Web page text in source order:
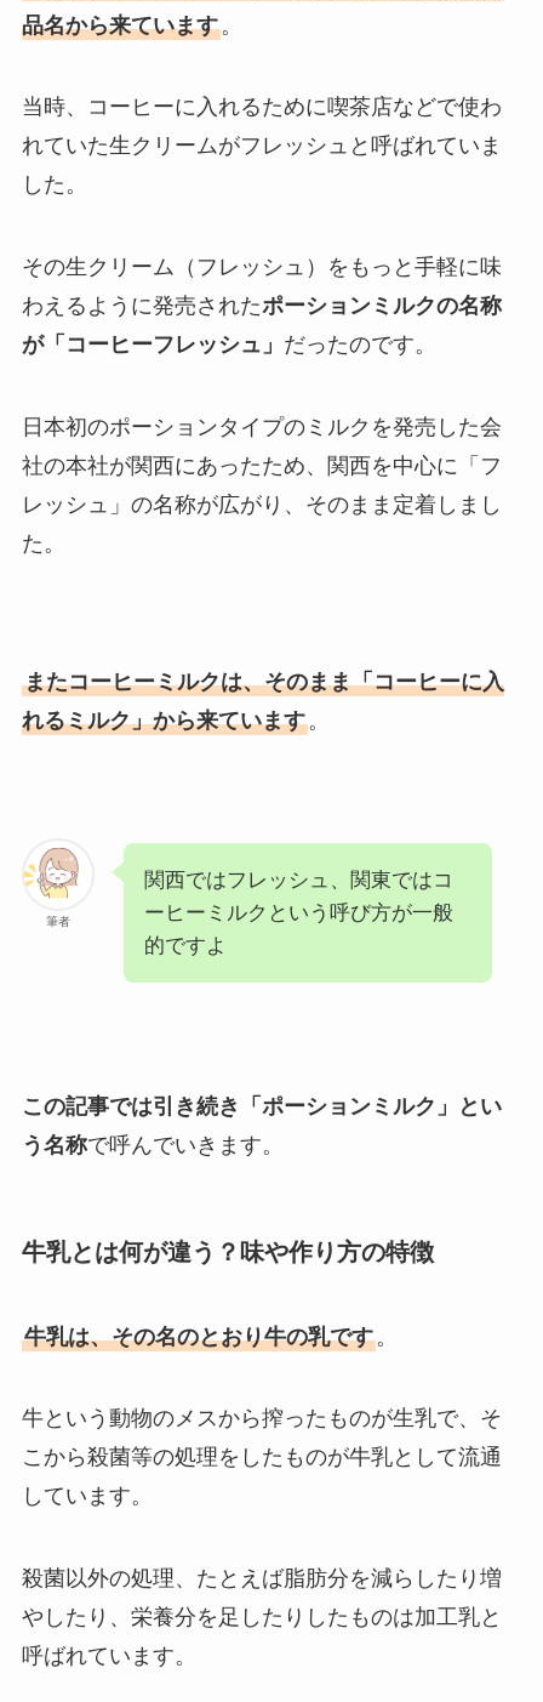
品名から来ています。
当時、コーヒーに入れるために喫茶店などで使わ
れていた生クリームがフレッシュと呼ばれていま
した。
その生クリーム（フレッシュ）をもっと手軽に味
わえるように発売されたポーションミルクの名称
が「コーヒーフレッシュ」 だったのです。
日本初のポーションタイプのミルクを発売した会
社の本社が関西にあったため、関西を中心に「フ
レッシュ」の名称が広がり、そのまま定着しまし
た。
またコーヒーミルクは、そのまま「コーヒーに入
れるミルク」から来ています。
筆者
関西ではフレッシュ、関東ではコ
ーヒーミルクという呼び方が一般
的ですよ
この記事では引き続き「ポーションミルク」とい
う名称で呼んでいきます。
牛乳とは何が違う？味や作り方の特徴
牛乳は、その名のとおり牛の乳です。
牛という動物のメスから搾ったものが生乳で、そ
こから殺菌等の処理をしたものが牛乳として流通
しています。
殺菌以外の処理、たとえば脂肪分を減らしたり増
やしたり、栄養分を足したりしたものは加工乳と
呼ばれています。